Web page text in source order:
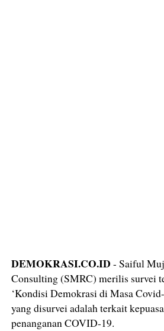
DEMOKRASI.CO.ID - Saiful
Consulting (SMRC) merilis survei
‘Kondisi Demokrasi di Masa
yang disurvei adalah terkait
penanganan COVID-19.